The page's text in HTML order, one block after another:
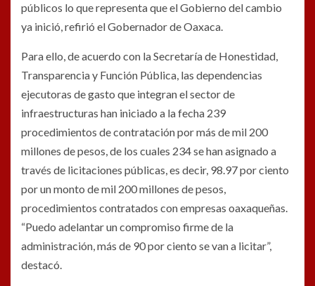
públicos lo que representa que el Gobierno del cambio
ya inició, refirió el Gobernador de Oaxaca.
Para ello, de acuerdo con la Secretaría de Honestidad,
Transparencia y Función Pública, las dependencias
ejecutoras de gasto que integran el sector de
infraestructuras han iniciado a la fecha 239
procedimientos de contratación por más de mil 200
millones de pesos, de los cuales 234 se han asignado a
través de licitaciones públicas, es decir, 98.97 por ciento
por un monto de mil 200 millones de pesos,
procedimientos contratados con empresas oaxaqueñas.
“Puedo adelantar un compromiso firme de la
administración, más de 90 por ciento se van a licitar”,
destacó.